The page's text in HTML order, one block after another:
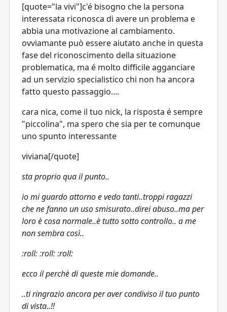
[quote="la vivi"]c'é bisogno che la persona
interessata riconosca di avere un problema e
abbia una motivazione al cambiamento.
ovviamante può essere aiutato anche in questa
fase del riconoscimento della situazione
problematica, ma é molto difficile agganciare
ad un servizio specialistico chi non ha ancora
fatto questo passaggio....
cara nica, come il tuo nick, la risposta é sempre
"piccolina", ma spero che sia per te comunque
uno spunto interessante
viviana[/quote]
sta proprio qua il punto..
io mi guardo attorno e vedo tanti..troppi ragazzi
che ne fanno un uso smisurato..direi abuso..ma per
loro è cosa normale..è tutto sotto controllo.. a me
non sembra così..
:roll: :roll: :roll:
ecco il perchè di queste mie domande..
..ti ringrazio ancora per aver condiviso il tuo punto
di vista..!!